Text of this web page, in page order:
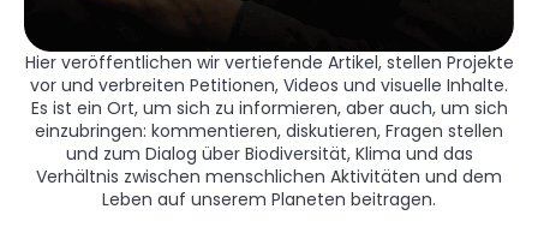
Hier veröffentlichen wir vertiefende Artikel, stellen Projekte
vor und verbreiten Petitionen, Videos und visuelle Inhalte.
Es ist ein Ort, um sich zu informieren, aber auch, um sich
einzubringen: kommentieren, diskutieren, Fragen stellen
und zum Dialog über Biodiversität, Klima und das
Verhältnis zwischen menschlichen Aktivitäten und dem
Leben auf unserem Planeten beitragen.